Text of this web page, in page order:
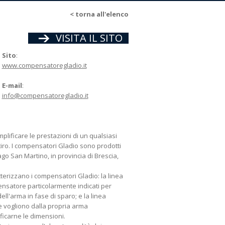
< torna all'elenco
VISITA IL SITO
Sito:
www.compensatoregladio.it
E-mail:
info@compensatoregladio.it
le prestazioni di un qualsiasi
I compensatori Gladio sono prodotti
San Martino, in provincia di Brescia,
i compensatori Gladio: la linea
particolarmente indicati per
in fase di sparo; e la linea
vogliono dalla propria arma
le dimensioni.